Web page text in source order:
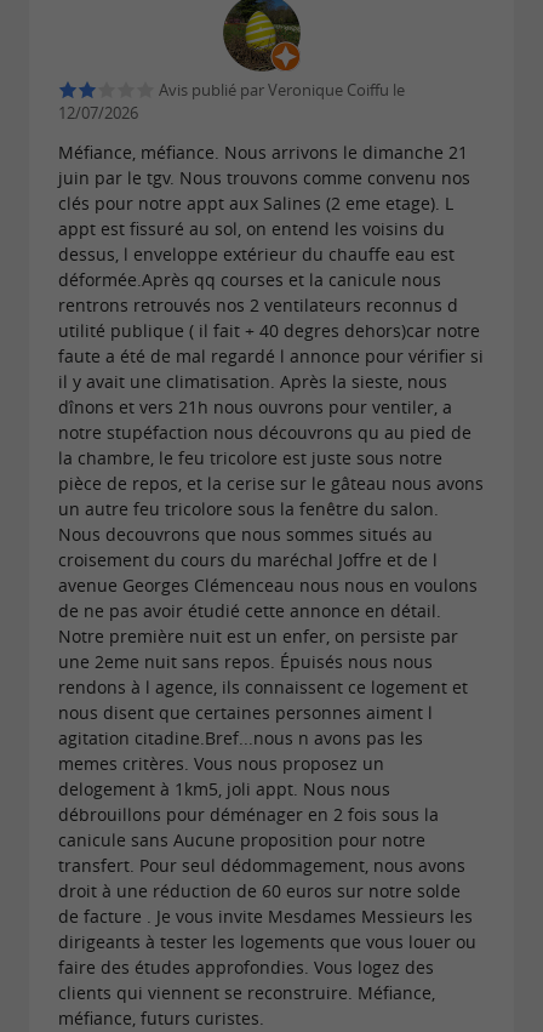
Avis publié par Veronique Coiffu le
12/07/2026
Méfiance, méfiance. Nous arrivons le dimanche 21
juin par le tgv. Nous trouvons comme convenu nos
clés pour notre appt aux Salines (2 eme etage). L
appt est fissuré au sol, on entend les voisins du
dessus, l enveloppe extérieur du chauffe eau est
déformée.Après qq courses et la canicule nous
rentrons retrouvés nos 2 ventilateurs reconnus d
utilité publique ( il fait + 40 degres dehors)car notre
faute a été de mal regardé l annonce pour vérifier si
il y avait une climatisation. Après la sieste, nous
dînons et vers 21h nous ouvrons pour ventiler, a
notre stupéfaction nous découvrons qu au pied de
la chambre, le feu tricolore est juste sous notre
pièce de repos, et la cerise sur le gâteau nous avons
un autre feu tricolore sous la fenêtre du salon.
Nous decouvrons que nous sommes situés au
croisement du cours du maréchal Joffre et de l
avenue Georges Clémenceau nous nous en voulons
de ne pas avoir étudié cette annonce en détail.
Notre première nuit est un enfer, on persiste par
une 2eme nuit sans repos. Épuisés nous nous
rendons à l agence, ils connaissent ce logement et
nous disent que certaines personnes aiment l
agitation citadine.Bref...nous n avons pas les
memes critères. Vous nous proposez un
delogement à 1km5, joli appt. Nous nous
débrouillons pour déménager en 2 fois sous la
canicule sans Aucune proposition pour notre
transfert. Pour seul dédommagement, nous avons
droit à une réduction de 60 euros sur notre solde
de facture . Je vous invite Mesdames Messieurs les
dirigeants à tester les logements que vous louer ou
faire des études approfondies. Vous logez des
clients qui viennent se reconstruire. Méfiance,
méfiance, futurs curistes.